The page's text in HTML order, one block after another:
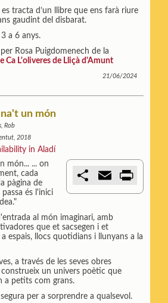
tracta d’un llibre que ens farà riure
gaudint del disbarat.
a 6 anys.
Rosa Puigdomenech de la
Ca L'oliveres de Lliçà d'Amunt
21/06/2024
un món
Rob
2018
in Aladí
r
t
m
món... ... on
cada
pàgina de
passa és l'inici
al món imaginari, amb
que et sacsegen i et
espais, llocs quotidians i llunyans a la
a través de les seves obres
un univers poètic que
a petits com grans.
per a sorprendre a qualsevol.